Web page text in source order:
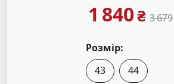
1 840₴ 3 679
Розмір:
43
44